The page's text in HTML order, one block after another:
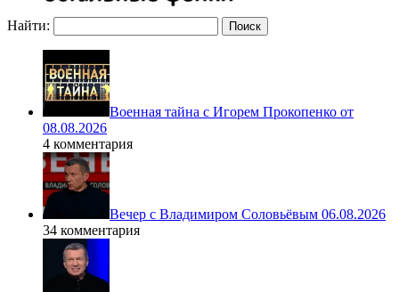
Найти:
Военная тайна с Игорем Прокопенко от
08.08.2026
4 комментария
Вечер с Владимиром Соловьёвым 06.08.2026
34 комментария